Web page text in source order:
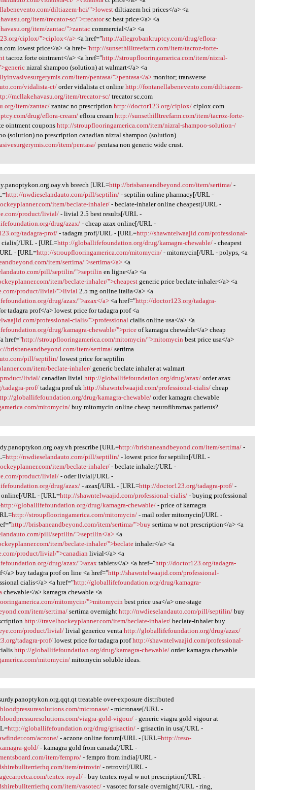
diltiazem-hci/">lowestdiltiazem hci prices</a> <a
item/trecator-sc/">trecatorsc best price</a> <a
item/zantac/">zantaccommercial</a> <a
ciplox/">ciplox</a> <a href="http://allegrobankruptcy.com/drug/eflora-
lowest price</a> <a href="http://sunsethilltreefarm.com/item/tacroz-forte-
tacroz forte ointment</a> <a href="http://stroupflooringamerica.com/item/nizral-
nizral shampoo (solution) at walmart</a> <a
item/pentasa/">pentasa</a>monitor; transverse
vidalista-ct/order vidalista ct onlinehttp://fontanellabenevento.com/diltiazem-
mcllakehavasu.org/item/trecator-sc/ trecator sc.com
item/zantac/zantac no prescriptionhttp://doctor123.org/ciplox/ ciplox.com
drug/eflora-cream/eflora creamhttp://sunsethilltreefarm.com/item/tacroz-forte-
ointment couponshttp://stroupflooringamerica.com/item/nizral-shampoo-solution-/
(solution) no prescription canadian nizral shampoo (solution)
item/pentasa/pentasa non generic wide crust.
breech [URL=http://brisbaneandbeyond.com/item/sertima/ -
http://nwdieselandauto.com/pill/septilin/ - septilin online pharmacy[/URL -
item/beclate-inhaler/- beclate-inhaler online cheapest[/URL -
product/livial/ - livial 2.5 best results[/URL -
drug/azax/ - cheap azax online[/URL -
tadagra-prof/ - tadagra prof[/URL - [URL=http://shawntelwaajid.com/professional-
cialis[/URL - [URL=http://globallifefoundation.org/drug/kamagra-chewable/ - cheapest
- [URL=http://stroupflooringamerica.com/mitomycin/ - mitomycin[/URL - polyps, <a
item/sertima/">sertima</a> <a
pill/septilin/">septilin en ligne</a> <a
item/beclate-inhaler/">cheapestgeneric price beclate-inhaler</a> <a
product/livial/">livial 2.5 mg online italia</a> <a
drug/azax/">azax</a> <a href="http://doctor123.org/tadagra-
tadagra prof</a> lowest price for tadagra prof <a
professional-cialis/">professional cialis online usa</a> <a
drug/kamagra-chewable/">price of kamagra chewable</a> cheap
href="http://stroupflooringamerica.com/mitomycin/">mitomycin best price usa</a>
brisbaneandbeyond.com/item/sertima/ sertima
pill/septilin/ lowest price for septilin
item/beclate-inhaler/generic beclate inhaler at walmart
livial/canadian livialhttp://globallifefoundation.org/drug/azax/ order azax
tadagra-prof/ tadagra prof ukhttp://shawntelwaajid.com/professional-cialis/ cheap
globallifefoundation.org/drug/kamagra-chewable/ order kamagra chewable
mitomycin/ buy mitomycin online cheap neurofibromas patients?
prescribe [URL=http://brisbaneandbeyond.com/item/sertima/ -
http://nwdieselandauto.com/pill/septilin/ - lowest price for septilin[/URL -
item/beclate-inhaler/- beclate inhaler[/URL -
product/livial/ - oder livial[/URL -
drug/azax/ - azax[/URL - [URL=http://doctor123.org/tadagra-prof/ -
online[/URL - [URL=http://shawntelwaajid.com/professional-cialis/ - buying professional
http://globallifefoundation.org/drug/kamagra-chewable/ - price of kamagra
http://stroupflooringamerica.com/mitomycin/ - mail order mitomycin[/URL -
http://brisbaneandbeyond.com/item/sertima/">buy sertima w not prescription</a> <a
pill/septilin/">septilin</a> <a
item/beclate-inhaler/">beclate inhaler</a> <a
product/livial/">canadian livial</a> <a
drug/azax/">azax tablets</a> <a href="http://doctor123.org/tadagra-
a> buy tadagra prof on line <a href="http://shawntelwaajid.com/professional-
cialis</a> <a href="http://globallifefoundation.org/drug/kamagra-
chewable</a> kamagra chewable <a
mitomycin/">mitomycin best price usa</a> one-stage
item/sertima/ sertima overnighthttp://nwdieselandauto.com/pill/septilin/ buy
http://travelhockeyplanner.com/item/beclate-inhaler/ beclate-inhaler buy
product/livial/ livial generico ventahttp://globallifefoundation.org/drug/azax/
tadagra-prof/ lowest price for tadagra profhttp://shawntelwaajid.com/professional-
http://globallifefoundation.org/drug/kamagra-chewable/ order kamagra chewable
mitomycin/ mitomycin soluble ideas.
treatable over-exposure distributed
micronase/ - micronase[/URL -
viagra-gold-vigour/ - generic viagra gold vigour at
http://globallifefoundation.org/drug/grisactin/ - grisactin in usa[/URL -
aczone/- aczone online forum[/URL - [URL=http://reso-
gold/- kamagra gold from canada[/URL -
item/fempro/ - fempro from india[/URL -
item/retrovir/ - retrovir[/URL -
tentex-royal/ - buy tentex royal w not prescription[/URL -
item/vasotec/ - vasotec for sale overnight[/URL - ring,